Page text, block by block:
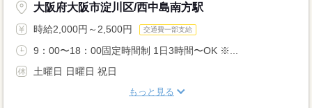
大阪府大阪市淀川区/西中島南方駅
時給2,000円～2,500円 交通費一部支給
9：00〜18：00固定時間制 1日3時間〜OK ※...
土曜日 日曜日 祝日
もっと見る